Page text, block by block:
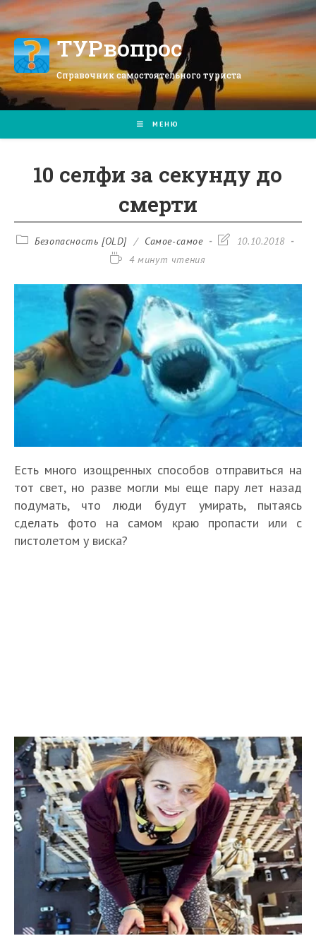
Перейти
к
содержимомуТУРвопрос
Справочник самостоятельного туриста
МЕНЮ
10 селфи за секунду до
смерти
РубрикаБезопасность [OLD] / Самое-самое
Запись10.10.2018
Время4 минут чтения
Есть много изощренных способов отправиться на
тот свет, но разве могли мы еще пару лет назад
подумать, что люди будут умирать, пытаясь
сделать фото на самом краю пропасти или с
пистолетом у виска?